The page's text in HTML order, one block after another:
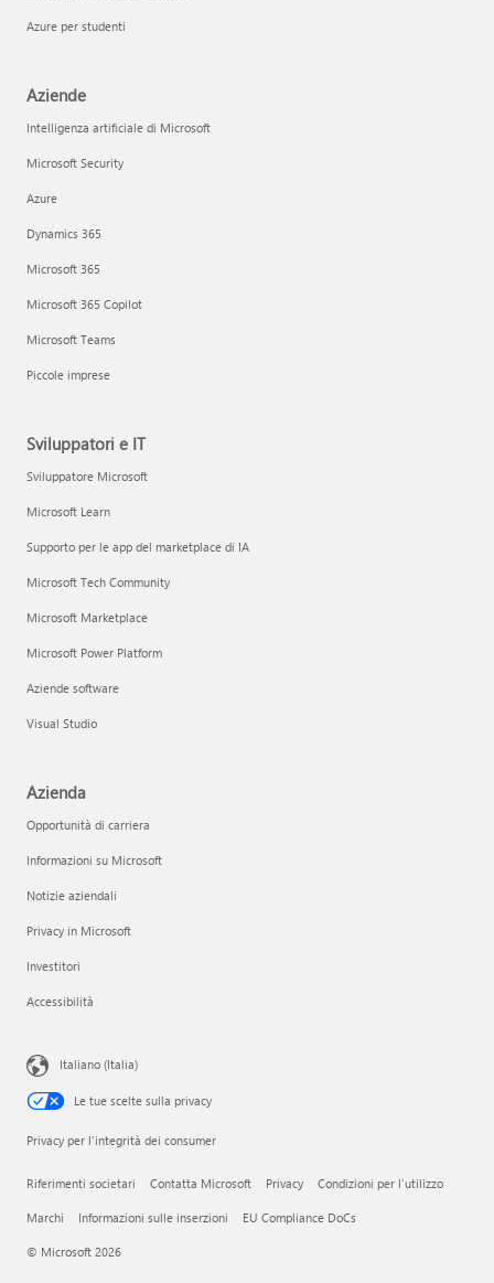
Azure per studenti
Aziende
Intelligenza artificiale di Microsoft
Microsoft Security
Azure
Dynamics 365
Microsoft 365
Microsoft 365 Copilot
Microsoft Teams
Piccole imprese
Sviluppatori e IT
Sviluppatore Microsoft
Microsoft Learn
Supporto per le app del marketplace di IA
Microsoft Tech Community
Microsoft Marketplace
Microsoft Power Platform
Aziende software
Visual Studio
Azienda
Opportunità di carriera
Informazioni su Microsoft
Notizie aziendali
Privacy in Microsoft
Investitori
Accessibilità
Italiano (Italia)
Le tue scelte sulla privacy
Privacy per l'integrità dei consumer
Riferimenti societari Contatta Microsoft Privacy Condizioni per l'utilizzo
Marchi Informazioni sulle inserzioni EU Compliance DoCs
© Microsoft 2026